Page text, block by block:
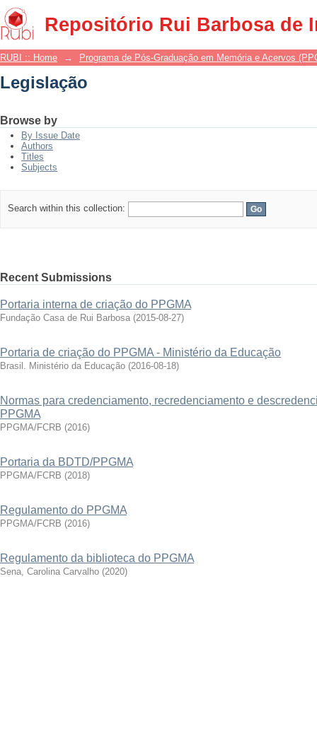
Repositório Rui Barbosa de
Legislação
RUBI :: Home → Programa de Pós-Graduação em Memória e Acervos
Legislação
Browse by
By Issue Date
Authors
Titles
Subjects
Search within this collection:
Recent Submissions
Portaria interna de criação do PPGMA
Fundação Casa de Rui Barbosa (2015-08-27)
Portaria de criação do PPGMA - Ministério da Educação
Brasil. Ministério da Educação (2016-08-18)
Normas para credenciamento, recredenciamento e
PPGMA
PPGMA/FCRB (2016)
Portaria da BDTD/PPGMA
PPGMA/FCRB (2018)
Regulamento do PPGMA
PPGMA/FCRB (2016)
Regulamento da biblioteca do PPGMA
Sena, Carolina Carvalho (2020)